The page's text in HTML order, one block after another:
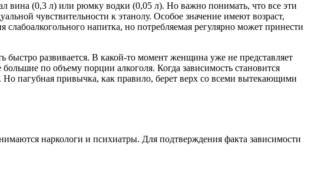
вина (0,3 л) или рюмку водки (0,05 л). Но важно понимать, что все эти
чувствительности к этанолу. Особое значение имеют возраст,
напитка, но потребляемая регулярно может принести
развивается. В какой-то момент женщина уже не представляет
по объему порции алкоголя. Когда зависимость становится
пагубная привычка, как правило, берет верх со всеми вытекающими
наркологи и психиатры. Для подтверждения факта зависимости